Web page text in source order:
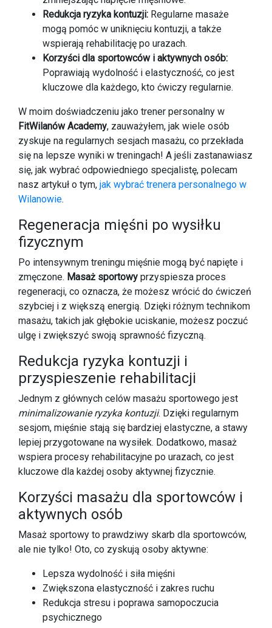
Redukcja ryzyka kontuzji: Regularne masaże
mogą pomóc w uniknięciu kontuzji, a także
wspierają rehabilitację po urazach.
Korzyści dla sportowców i aktywnych osób:
Poprawiają wydolność i elastyczność, co jest
kluczowe dla każdego, kto ćwiczy regularnie.
W moim doświadczeniu jako trener personalny w
FitWilanów Academy, zauważyłem, jak wiele osób
zyskuje na regularnych sesjach masażu, co przekłada
się na lepsze wyniki w treningach! A jeśli zastanawiasz
się, jak wybrać odpowiedniego specjalistę, polecam
nasz artykuł o tym, jak wybrać trenera personalnego w
Wilanowie.
Regeneracja mięśni po wysiłku
fizycznym
Po intensywnym treningu mięśnie mogą być napięte i
zmęczone. Masaż sportowy przyspiesza proces
regeneracji, co oznacza, że możesz wrócić do ćwiczeń
szybciej i z większą energią. Dzięki różnym technikom
masażu, takich jak głębokie uciskanie, możesz poczuć
ulgę i zwiększyć swoją sprawność fizyczną.
Redukcja ryzyka kontuzji i
przyspieszenie rehabilitacji
Jednym z głównych celów masażu sportowego jest
minimalizowanie ryzyka kontuzji. Dzięki regularnym
sesjom, mięśnie stają się bardziej elastyczne, a stawy
lepiej przygotowane na wysiłek. Dodatkowo, masaż
wspiera procesy rehabilitacyjne po urazach, co jest
kluczowe dla każdej osoby aktywnej fizycznie.
Korzyści masażu dla sportowców i
aktywnych osób
Masaż sportowy to prawdziwy skarb dla sportowców,
ale nie tylko! Oto, co zyskują osoby aktywne:
Lepsza wydolność i siła mięśni
Zwiększona elastyczność i zakres ruchu
Redukcja stresu i poprawa samopoczucia
psychicznego